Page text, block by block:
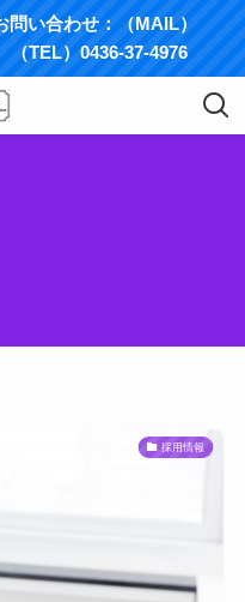
問い合わせ：（MAIL）
TEL）0436-37-4976
採用情報